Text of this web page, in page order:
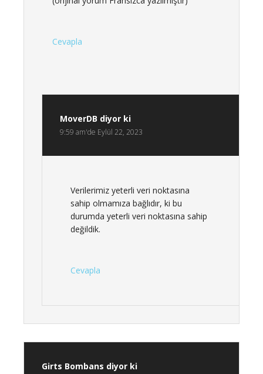
Cevapla
MoverDB diyor ki
9:59 am'de Eylül 22, 2023
Verilerimiz yeterli veri noktasına
sahip olmamıza bağlıdır, ki bu
durumda yeterli veri noktasına sahip
değildik.
Cevapla
Girts Bombans diyor ki